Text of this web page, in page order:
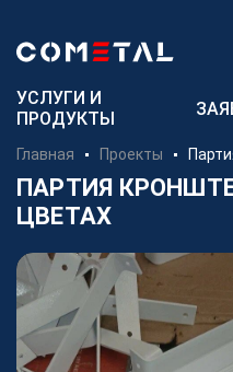
Для заказчиков
Механическая
Производство
Заготовительное
Производство и
Поставка
Порошковые стали
Аддитивное
УСЛУГИ И
ПРОДУКТЫ
Главная Проекты
ПАРТИЯ
ЦВЕТАХ